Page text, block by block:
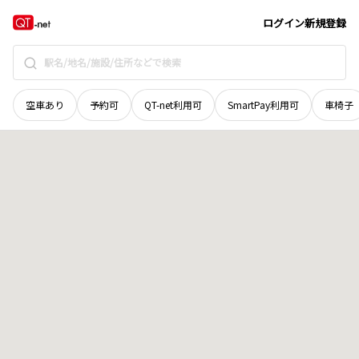
ログイン新規登録
空車あり 予約可 QT-net利用可 SmartPay利用可 車椅子
鳥取県